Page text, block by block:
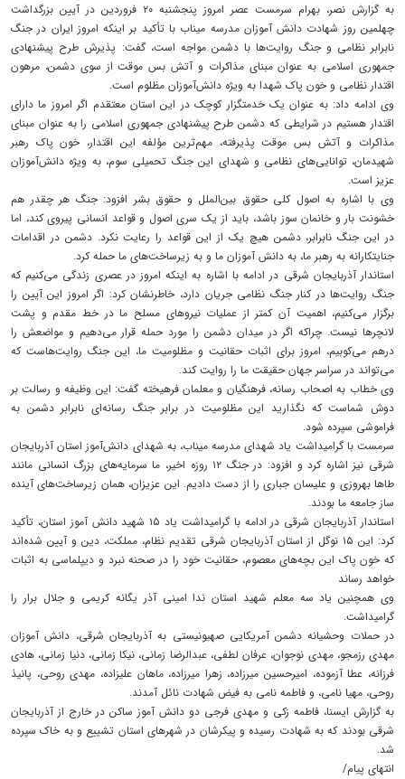
به گزارش نصر، بهرام سرمست عصر امروز پنجشنبه ۲۰ فروردین در آیین بزرگداشت
چهلمین روز شهادت دانش‌ آموزان مدرسه میناب با تأکید بر اینکه امروز ایران در جنگ
نابرابر نظامی و جنگ روایت‌ها با دشمن مواجه است، گفت: پذیرش طرح پیشنهادی
جمهوری اسلامی به عنوان مبنای مذاکرات و آتش‌ بس موقت از سوی دشمن، مرهون
اقتدار نظامی و خون پاک شهدا به‌ ویژه دانش‌آموزان مظلوم است.
وی ادامه داد: به عنوان یک خدمتگزار کوچک در این استان معتقدم اگر امروز ما دارای
اقتدار هستیم در شرایطی که دشمن طرح پیشنهادی جمهوری اسلامی را به عنوان مبنای
مذاکرات و آتش‌ بس موقت پذیرفته، مهم‌ترین مؤلفه این اقتدار، خون پاک رهبر
شهیدمان، توانایی‌های نظامی و شهدای این جنگ تحمیلی سوم، به ویژه دانش‌آموزان
عزیز است.
وی با اشاره به اصول کلی حقوق بین‌الملل و حقوق بشر افزود: جنگ هر چقدر هم
خشونت‌ بار و خانمان‌ سوز باشد، باید از یک سری اصول و قواعد انسانی پیروی کند، اما
در این جنگ نابرابر، دشمن هیچ‌ یک از این قواعد را رعایت نکرد. دشمن در اقدامات
جنایتکارانه به رهبر ما، به دانش‌ آموزان ما و به زیرساخت‌های ما حمله کرد.
استاندار آذربایجان شرقی در ادامه با اشاره به اینکه امروز در عصری زندگی می‌کنیم که
جنگ روایت‌ها در کنار جنگ نظامی جریان دارد، خاطرنشان کرد: اگر امروز این آیین را
برگزار می‌کنیم، اهمیت آن کمتر از عملیات نیروهای مسلح ما در خط مقدم و پشت
لانچرها نیست. چراکه اگر در میدان دشمن را مورد حمله قرار می‌دهیم و مواضعش را
درهم می‌کوبیم، امروز برای اثبات حقانیت و مظلومیت ما، این جنگ روایت‌هاست که
می‌تواند در سراسر جهان حقیقت ما را روایت کند.
وی خطاب به اصحاب رسانه، فرهنگیان و معلمان فرهیخته گفت: این وظیفه و رسالت بر
دوش شماست که نگذارید این مظلومیت در برابر جنگ رسانه‌ای نابرابر دشمن به
فراموشی سپرده شود.
سرمست با گرامیداشت یاد شهدای مدرسه میناب، به شهدای دانش‌آموز استان آذربایجان
شرقی نیز اشاره کرد و افزود: در جنگ ۱۲ روزه اخیر، ما سرمایه‌های بزرگ انسانی‌ مانند
طاها بهروزی و علیسان جباری را از دست دادیم. این عزیزان، همان زیرساخت‌های آینده‌
ساز جامعه ما بودند.
استاندار آذربایجان شرقی در ادامه با گرامیداشت یاد ۱۵ شهید دانش آموز استان، تأکید
کرد: این ۱۵ نوگل از استان آذربایجان شرقی تقدیم نظام، مملکت، دین و آیین شده‌اند
که خون پاک این بچه‌های معصوم، حقانیت خود را در صحنه نبرد و دیپلماسی به اثبات
خواهد رساند
وی همچنین یاد سه معلم شهید استان ندا امینی آذر یگانه کریمی و جلال برار را
گرامیداشت.
در حملات وحشیانه دشمن آمریکایی صهیونیستی به آذربایجان شرقی، دانش آموزان
مهدی رزمجو، مهدی نوجوان، عرفان لطفی، عبدالرضا زمانی، نیکا زمانی، دنیا زمانی، هادی
فرزانه، عطا آزموده، امیرحسین میرزاده، زهرا میرزاده، ماهان علیزاده، مهدی روحی، پانیذ
روحی، مهیا نامی، و فاطمه نامی به فیض شهادت نائل آمدند.
به گزارش ایسنا، فاطمه زکی و مهدی فرجی دو دانش آموز ساکن در خارج از آذربایجان
شرقی بودند که به شهادت رسیده و پیکرشان در شهرهای استان تشییع و به خاک سپرده
شد.
انتهای پیام/